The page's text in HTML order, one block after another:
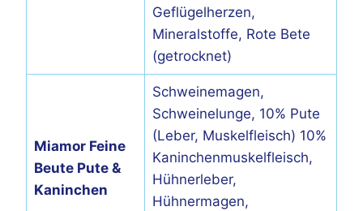
Geflügelherzen,
Mineralstoffe, Rote Bete
(getrocknet)
Miamor Feine
Beute Pute &
Kaninchen
Schweinemagen,
Schweinelunge, 10% Pute
(Leber, Muskelfleisch) 10%
Kaninchenmuskelfleisch,
Hühnerleber,
Hühnermagen,